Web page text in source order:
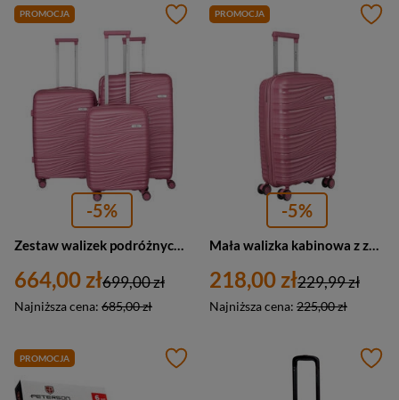
PROMOCJA
-5%
664,00 zł
Najniższa cena: 685,00 zł
699,00 zł
PROMOCJA
-5%
218,00 zł
Najniższa cena: 225,00 zł
229,99 zł
PROMOCJA